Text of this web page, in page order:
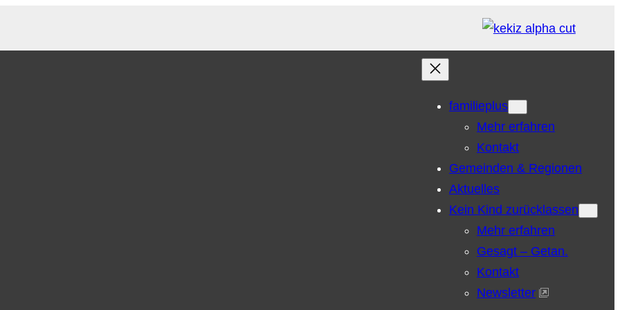
familieplus
Mehr erfahren
Kontakt
Gemeinden & Regionen
Aktuelles
Kein Kind zurücklassen
Mehr erfahren
Gesagt – Getan.
Kontakt
Newsletter